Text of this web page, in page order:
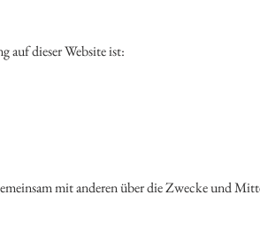
auf dieser Website ist:
mit anderen über die Zwecke und